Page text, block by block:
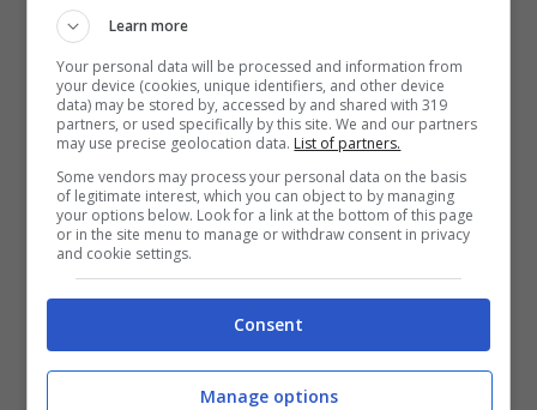
Salvini di scaricare le responsabilità su un
singolo lavoratore sarebbe ‘vigliacco’.
Un punto di vista condiviso dalle principali
sigle sindacali che parlato di“gestione
inefficiente delle infrastrutture ferroviarie,
peggiorata con la liberalizzazione e la
riduzione degli investimenti”.
hanno chiesto di assistere agli sviluppi
dell’inchiesta interna non escludendo un
Learn more
Your personal data will be processed and information from
your device (cookies, unique identifiers, and other device
data) may be stored by, accessed by and shared with 319
partners, or used specifically by this site. We and our partners
may use precise geolocation data. List of partners.
Some vendors may process your personal data on the basis
of legitimate interest, which you can object to by managing
your options below. Look for a link at the bottom of this page
or in the site menu to manage or withdraw consent in privacy
and cookie settings.
Consent
Manage options